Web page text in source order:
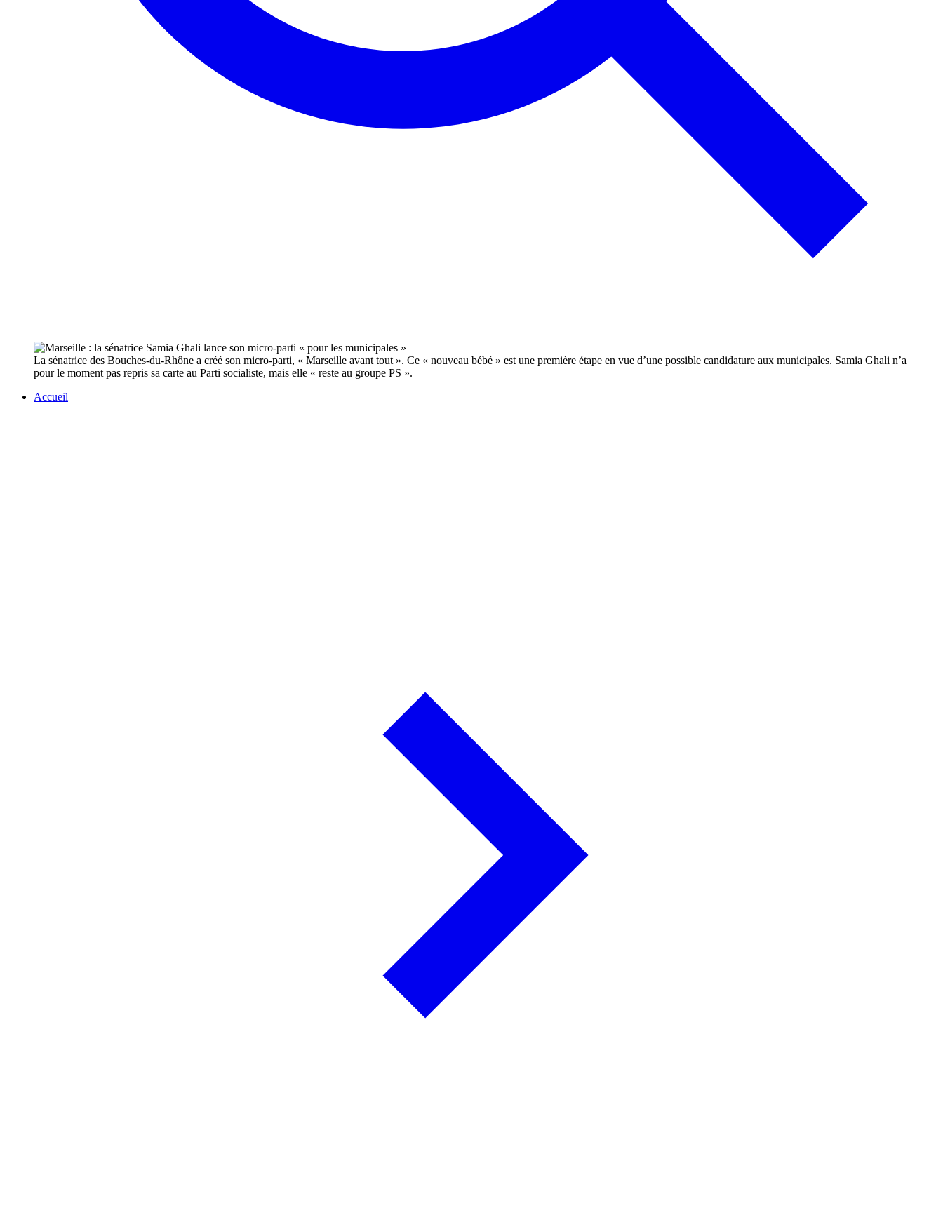
La sénatrice des Bouches-du-Rhône a créé son micro-parti, « Marseille avant tout ». Ce « nouveau bébé » est une première étape en vue d’une possible candidature aux municipales. Samia Ghali n’a
pour le moment pas repris sa carte au Parti socialiste, mais elle « reste au groupe PS ».
Accueil